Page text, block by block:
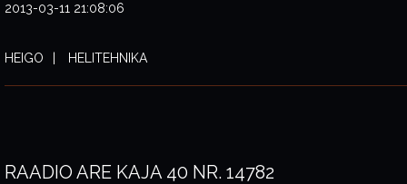
2013-03-11 21:08:06
HEIGO HELITEHNIKA
RAADIO ARE KAJA 40 NR. 14782